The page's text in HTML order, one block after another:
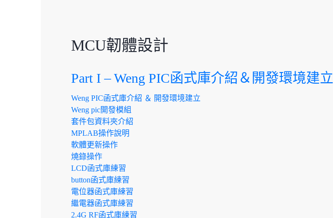
MCU韌體設計
Part I – Weng PIC函式庫介紹＆開發環境建立
Weng PIC函式庫介紹 ＆ 開發環境建立
Weng pic開發模組
套件包資料夾介紹
MPLAB操作說明
軟體更新操作
燒錄操作
LCD函式庫練習
button函式庫練習
電位器函式庫練習
繼電器函式庫練習
2.4G RF函式庫練習